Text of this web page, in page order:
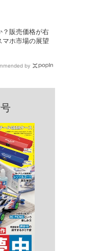
？販売価格が右
マホ市場の展望
by